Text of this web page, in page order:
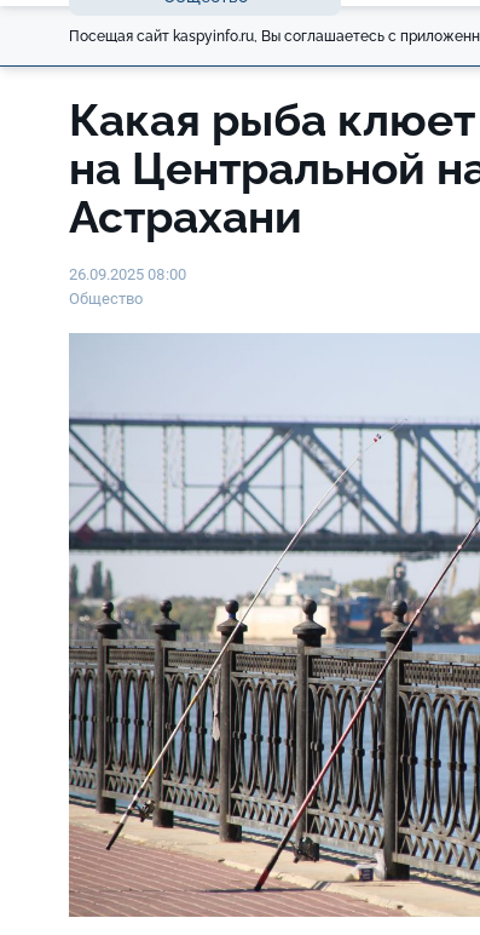
Посещая сайт kaspyinfo.ru, Вы соглашаетесь с
Какая рыба
на Центральной
Астрахани
26.09.2025 08:00
Общество
Фото: Е. Зимней.